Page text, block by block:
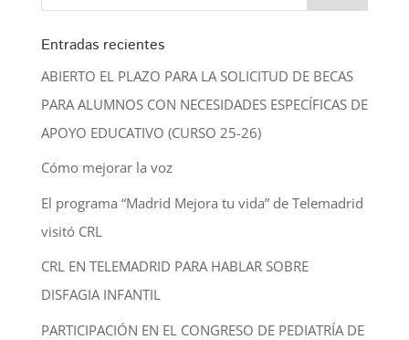
Entradas recientes
ABIERTO EL PLAZO PARA LA SOLICITUD DE BECAS
PARA ALUMNOS CON NECESIDADES ESPECÍFICAS DE
APOYO EDUCATIVO (CURSO 25-26)
Cómo mejorar la voz
El programa “Madrid Mejora tu vida” de Telemadrid
visitó CRL
CRL EN TELEMADRID PARA HABLAR SOBRE
DISFAGIA INFANTIL
PARTICIPACIÓN EN EL CONGRESO DE PEDIATRÍA DE